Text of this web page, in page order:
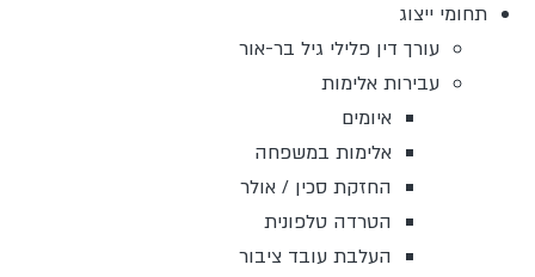
תחומי ייצוג
עורך דין פלילי גיל בר-אור
עבירות אלימות
איומים
אלימות במשפחה
החזקת סכין / אולר
הטרדה טלפונית
העלבת עובד ציבור